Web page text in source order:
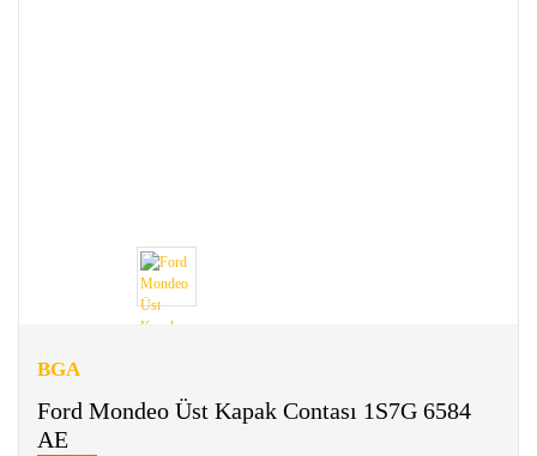
BGA
Ford Mondeo Üst Kapak Contası 1S7G 6584
AE